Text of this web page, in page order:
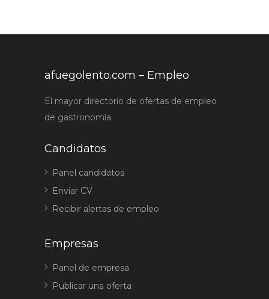
afuegolento.com – Empleo
El mayor directorio de ofertas de empleo
de gastronomía.
Candidatos
Panel candidatos
Enviar CV
Recibir alertas de empleo
Empresas
Panel de empresa
Publicar una oferta